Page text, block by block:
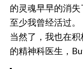
的灵魂早早的消失
至少我曾经活过。
当然了，我也在
的精神科医生，